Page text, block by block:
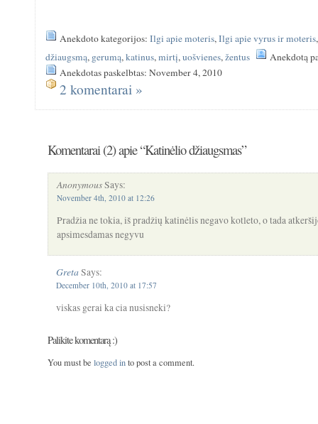
Anekdoto kategorijos:Ilgi apie moteris,Ilgi apie vyrus ir moteris
džiaugsmą, gerumą,katinus,mirtį,uošvienes,žentus
Anekdotą
Anekdotas paskelbtas: November 4, 2010
2 komentarai »
Komentarai (2) apie “Katinėlio džiaugsmas”
AnonymousSays:
November 4th, 2010 at 12:26
Pradžia ne tokia, iš pradžių katinėlis negavo kotleto, o tada
apsimesdamas negyvu
GretaSays:
December 10th, 2010 at 17:57
viskas gerai ka cia nusisneki?
Palikite komentarą :)
You must be logged into post a comment.